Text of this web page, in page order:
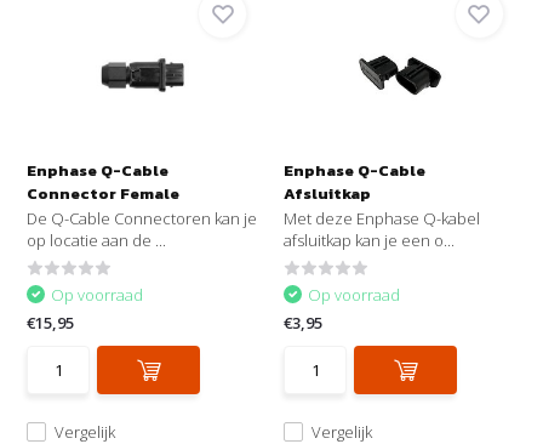
Enphase Q-Cable
Connector Female
De Q-Cable Connectoren kan je
op locatie aan de ...
Vergelijk
Op voorraad
€15,95
Enphase Q-Cable
Afsluitkap
Met deze Enphase Q-kabel
afsluitkap kan je een o...
Vergelijk
Op voorraad
€3,95